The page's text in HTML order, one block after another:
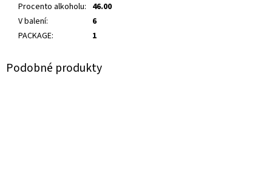
Procento alkoholu: 46.00
V balení:
6
PACKAGE: 1